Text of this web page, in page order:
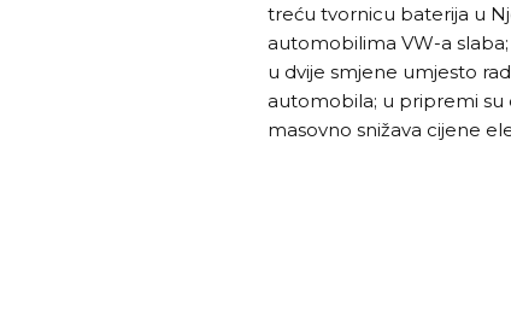
treću tvornicu baterija u
automobilima VW-a
u dvije smjene umjesto
automobila; u pripremi su
masovno snižava cijene